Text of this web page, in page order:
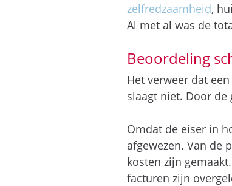
zelfredzaamheid,
Al met al was de
Beoordeling
Het verweer dat
slaagt niet. Door
Omdat de eiser in
afgewezen. Van de
kosten zijn
facturen zijn